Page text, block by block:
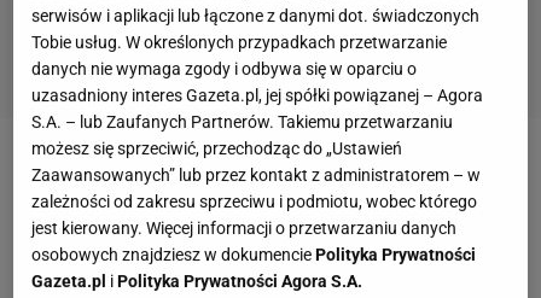
- Milik ma się już całkiem dobrze i prosi trenera o
miejsce w składzie. Polak ma jednak świadomość
tego, że Mertens jest podstawowym piłkarzem
Napoli - czytamy w La Republica
serwisów i aplikacji lub łączone z danymi dot. świadczonych
Tobie usług. W określonych przypadkach przetwarzanie
danych nie wymaga zgody i odbywa się w oparciu o
uzasadniony interes Gazeta.pl, jej spółki powiązanej – Agora
S.A. – lub Zaufanych Partnerów. Takiemu przetwarzaniu
możesz się sprzeciwić, przechodząc do „Ustawień
Zaawansowanych” lub przez kontakt z administratorem – w
zależności od zakresu sprzeciwu i podmiotu, wobec którego
jest kierowany. Więcej informacji o przetwarzaniu danych
osobowych znajdziesz w dokumenciePolityka Prywatności
Gazeta.pl iPolityka Prywatności Agora S.A.